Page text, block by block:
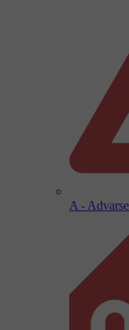
A -